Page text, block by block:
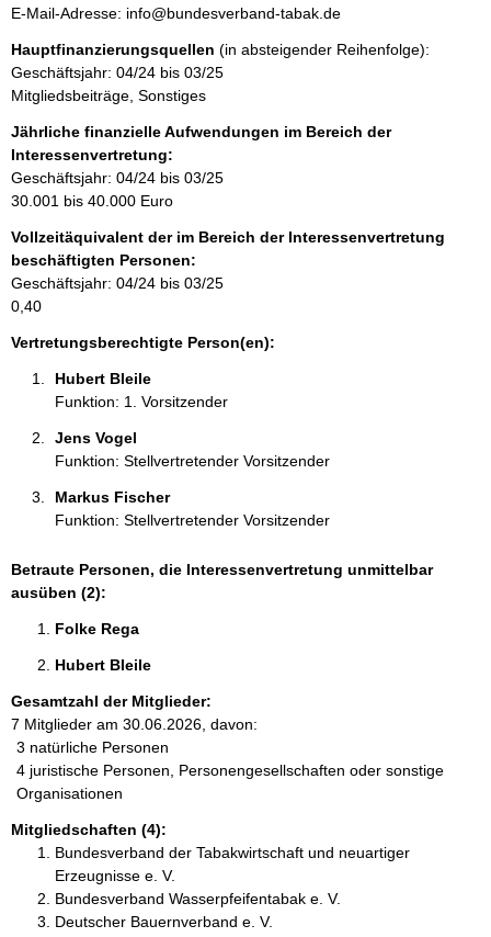
o
r
m
a
i
o
n
e
n
:
e
s
e
o
t
a
k
t
i
n
f
r
m
a
t
i
E-Mail-Adresse: info@bundesverband-tabak.de
Hauptfinanzierungsquellen (in absteigender Reihenfolge):
Geschäftsjahr: 04/24 bis 03/25
Mitgliedsbeiträge, Sonstiges
Jährliche finanzielle Aufwendungen im Bereich der
Interessenvertretung:
Geschäftsjahr: 04/24 bis 03/25
30.001 bis 40.000 Euro
Vollzeitäquivalent der im Bereich der Interessenvertretung
beschäftigten Personen:
Geschäftsjahr: 04/24 bis 03/25
0,40
Vertretungsberechtigte Person(en):
Hubert Bleile
Funktion: 1. Vorsitzender
Jens Vogel
Funktion: Stellvertretender Vorsitzender
Markus Fischer
Funktion: Stellvertretender Vorsitzender
Betraute Personen, die Interessenvertretung unmittelbar
ausüben (2):
Folke Rega
Hubert Bleile
Gesamtzahl der Mitglieder:
7 Mitglieder am 30.06.2026, davon:
3 natürliche Personen
4 juristische Personen, Personengesellschaften oder sonstige
Organisationen
Mitgliedschaften (4):
Bundesverband der Tabakwirtschaft und neuartiger
Erzeugnisse e. V.
Bundesverband Wasserpfeifentabak e. V.
Deutscher Bauernverband e. V.